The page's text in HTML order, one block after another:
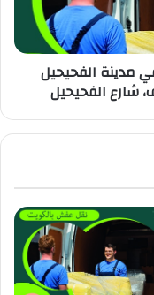
مدينة الفحيحيل
شارع الفحيحيل